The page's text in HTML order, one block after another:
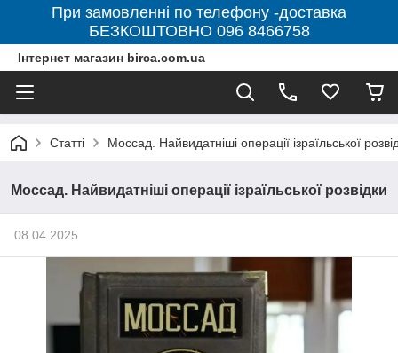
При замовленні по телефону -доставка
БЕЗКОШТОВНО 096 8466758
Інтернет магазин birca.com.ua
Статті Моссад. Найвидатніші операції ізраїльської
Моссад. Найвидатніші операції ізраїльської розвідки
08.04.2025